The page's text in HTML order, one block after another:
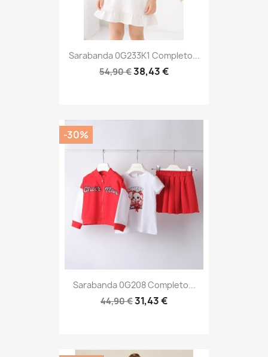
Sarabanda 0G233K1 Completo...
54,90 €38,43 €
Sarabanda 0G208 Completo...
44,90 €31,43 €
-30%